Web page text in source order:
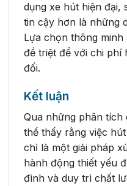
dụng xe hút hiện đại,
tin cậy hơn là những
Lựa chọn thông minh
đề triệt để với chi phí
đối.
Kết luận
Qua những phân tích
thể thấy rằng việc
chỉ là một giải pháp
hành động thiết yếu
đình và duy trì chất